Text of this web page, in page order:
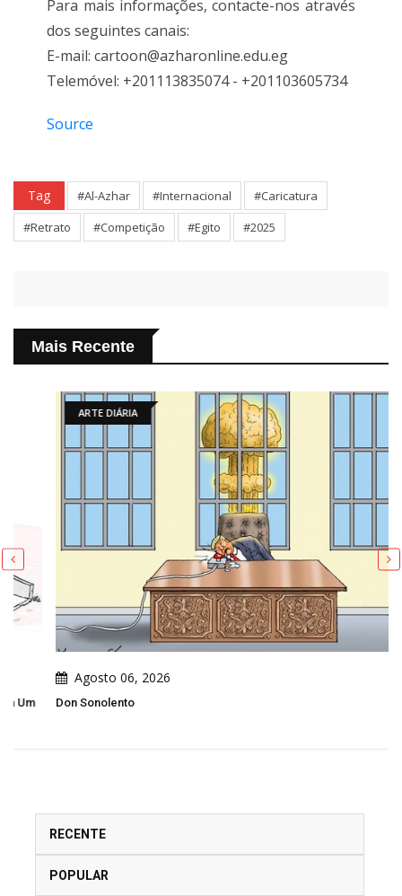
Para mais informações, contacte-nos através
dos seguintes canais:
E-mail: cartoon@azharonline.edu.eg
Telemóvel: +201113835074 - +201103605734
Source
Tag #Al-Azhar #Internacional
#Caricatura
#Retrato
#Competição #Egito #2025
Mais Recente
ARTE DIÁRIA
Agosto 06, 2026
Don Sonolento
RECENTE
POPULAR